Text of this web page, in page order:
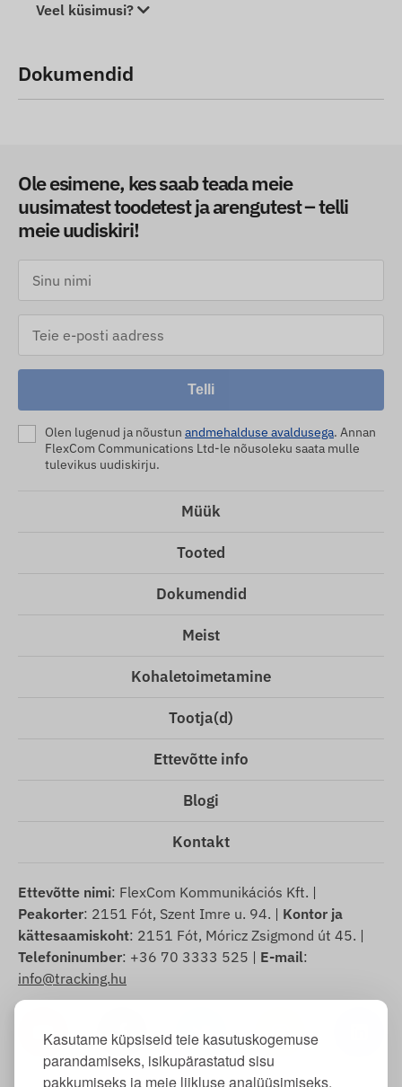
Kasutame küpsiseid teie kasutuskogemuse
parandamiseks, isikupärastatud sisu
pakkumiseks ja meie liikluse analüüsimiseks.
Veel küsimusi?
Dokumendid
Ole esimene, kes saab teada meie
uusimatest toodetest ja arengutest – telli
meie uudiskiri!
Telli
Olen lugenud ja nõustun andmehalduse avaldusega. Annan
FlexCom Communications Ltd-le nõusoleku saata mulle
tulevikus uudiskirju.
Müük
Tooted
Dokumendid
Meist
Kohaletoimetamine
Tootja(d)
Ettevõtte info
Blogi
Kontakt
Ettevõtte nimi: FlexCom Kommunikációs Kft. |
Peakorter: 2151 Fót, Szent Imre u. 94. | Kontor ja
kättesaamiskoht: 2151 Fót, Móricz Zsigmond út 45. |
Telefoninumber: +36 70 3333 525 | E-mail:
info@tracking.hu